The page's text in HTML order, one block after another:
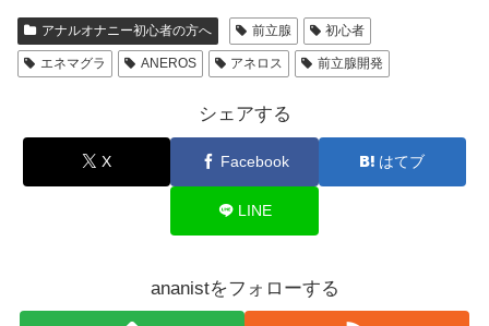
アナルオナニー初心者の方へ 前立腺 初心者
エネマグラ ANEROS アネロス 前立腺開発
シェアする
X Facebook はてブ
LINE
ananistをフォローする